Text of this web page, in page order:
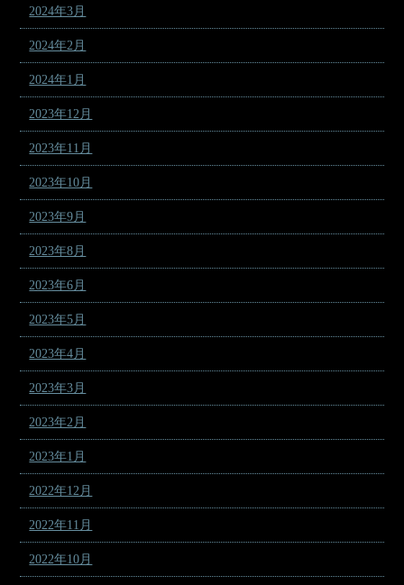
2024年3月
2024年2月
2024年1月
2023年12月
2023年11月
2023年10月
2023年9月
2023年8月
2023年6月
2023年5月
2023年4月
2023年3月
2023年2月
2023年1月
2022年12月
2022年11月
2022年10月